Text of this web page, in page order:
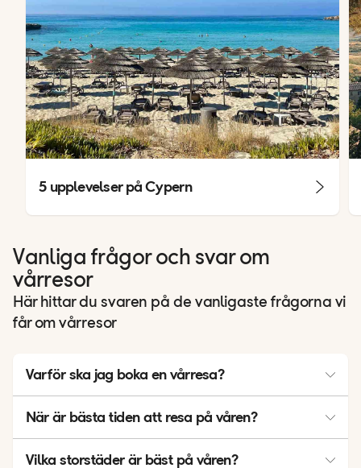
5 upplevelser på Cypern
Vanliga frågor och svar om
vårresor
Här hittar du svaren på de vanligaste frågorna vi
får om vårresor
Varför ska jag boka en vårresa?
men ändå skönt väder och mycket att göra utomhus.
När är bästa tiden att resa på våren?
och en lugnare säsong.
Vilka storstäder är bäst på våren?